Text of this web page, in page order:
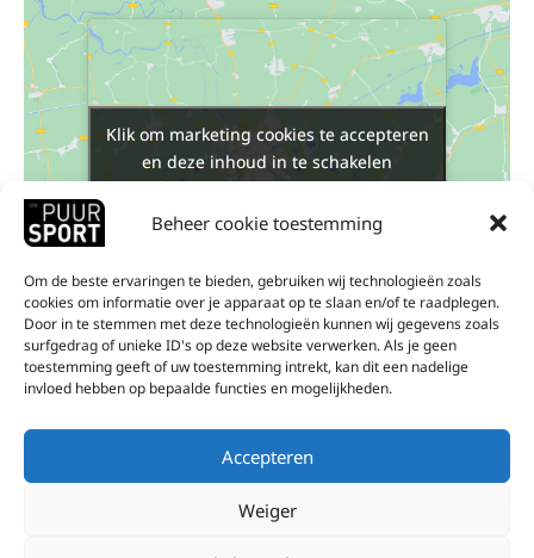
Beheer cookie toestemming
Om de beste ervaringen te bieden, gebruiken wij technologieën zoals
cookies om informatie over je apparaat op te slaan en/of te raadplegen.
Door in te stemmen met deze technologieën kunnen wij gegevens zoals
surfgedrag of unieke ID's op deze website verwerken. Als je geen
toestemming geeft of uw toestemming intrekt, kan dit een nadelige
invloed hebben op bepaalde functies en mogelijkheden.
Accepteren
Weiger
LOCATIE
Indoor WGTC
Franklin Rooseveltlaan 155
+ Google Maps
Klik om marketing cookies te accepteren
en deze inhoud in te schakelen
Klik om marketing cookies te accepteren
en deze inhoud in te schakelen